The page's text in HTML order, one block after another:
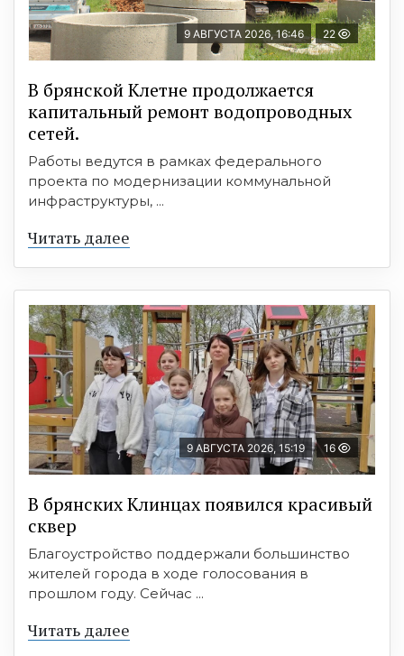
9 АВГУСТА 2026, 16:46 22
В брянской Клетне продолжается
капитальный ремонт водопроводных
сетей.
Работы ведутся в рамках федерального
проекта по модернизации коммунальной
инфраструктуры, ...
Читать далее
9 АВГУСТА 2026, 15:19 16
В брянских Клинцах появился красивый
сквер
Благоустройство поддержали большинство
жителей города в ходе голосования в
прошлом году. Сейчас ...
Читать далее